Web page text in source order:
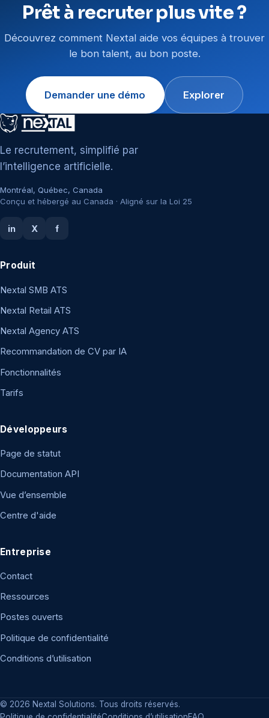
Prêt à recruter plus vite ?
Découvrez comment Nextal aide vos équipes à trouver
le bon talent, au bon poste.
Demander une démo Explorer
Le recrutement, simplifié par
l’intelligence artificielle.
Montréal, Québec, Canada
Conçu et hébergé au Canada · Aligné sur la Loi 25
in X f
Produit
Nextal SMB ATS
Nextal Retail ATS
Nextal Agency ATS
Recommandation de CV par IA
Fonctionnalités
Tarifs
Développeurs
Page de statut
Documentation API
Vue d’ensemble
Centre d'aide
Entreprise
Contact
Ressources
Postes ouverts
Politique de confidentialité
Conditions d’utilisation
© 2026 Nextal Solutions. Tous droits réservés.